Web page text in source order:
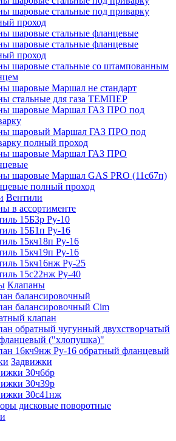
шаровые стальные под приварку
проход
шаровые стальные фланцевые
шаровые стальные фланцевые
проход
шаровые стальные со штампованным
шаровые Маршал не стандарт
стальные для газа ТЕМПЕР
шаровые Маршал ГАЗ ПРО под
шаровый Маршал ГАЗ ПРО под
полный проход
шаровые Маршал ГАЗ ПРО
шаровые Маршал GAS PRO (11с67п)
полный проход
Вентили
в ассортименте
15Б3р Ру-10
15Б1п Ру-16
15кч18п Ру-16
15кч19п Ру-16
15кч16нж Ру-25
15с22нж Ру-40
Клапаны
балансировочный
балансировочный Cim
клапан
обратный чугунный двухстворчатый
("хлопушка)"
16кч9нж Ру-16 обратный фланцевый
Задвижки
30ч6бр
30ч39р
30с41нж
дисковые поворотные